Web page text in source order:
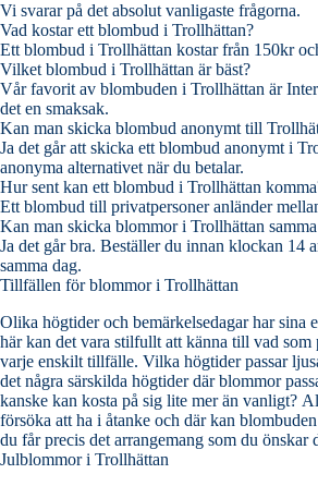
Vi svarar på det absolut vanligaste frågorna.
Vad kostar ett blombud i Trollhättan?
Ett blombud i Trollhättan kostar från 150kr
Vilket blombud i Trollhättan är bäst?
Vår favorit av blombuden i Trollhättan är
det en smaksak.
Kan man skicka blombud anonymt till
Ja det går att skicka ett blombud anonymt i
anonyma alternativet när du betalar.
Hur sent kan ett blombud i Trollhättan
Ett blombud till privatpersoner anländer
Kan man skicka blommor i Trollhättan
Ja det går bra. Beställer du innan klockan 14
samma dag.
Tillfällen för blommor i Trollhättan
Olika högtider och bemärkelsedagar har sina
här kan det vara stilfullt att känna till vad som
varje enskilt tillfälle. Vilka högtider passar ljusa färger bäst till? Finns
det några särskilda högtider där blommor
kanske kan kosta på sig lite mer än vanligt? Allt sådant är bra att
försöka att ha i åtanke och där kan
du får precis det arrangemang som du önskar
Julblommor i Trollhättan